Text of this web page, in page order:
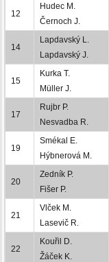
12
Hudec M.
Černoch J.
14
Lapdavský L.
Lapdavský J.
15
Kurka T.
Müller J.
17
Rujbr P.
Nesvadba R.
19
Smékal E.
Hýbnerová M.
20
Zedník P.
Fišer P.
21
Vlček M.
Lasevič R.
22
Kouřil D.
Žáček K.